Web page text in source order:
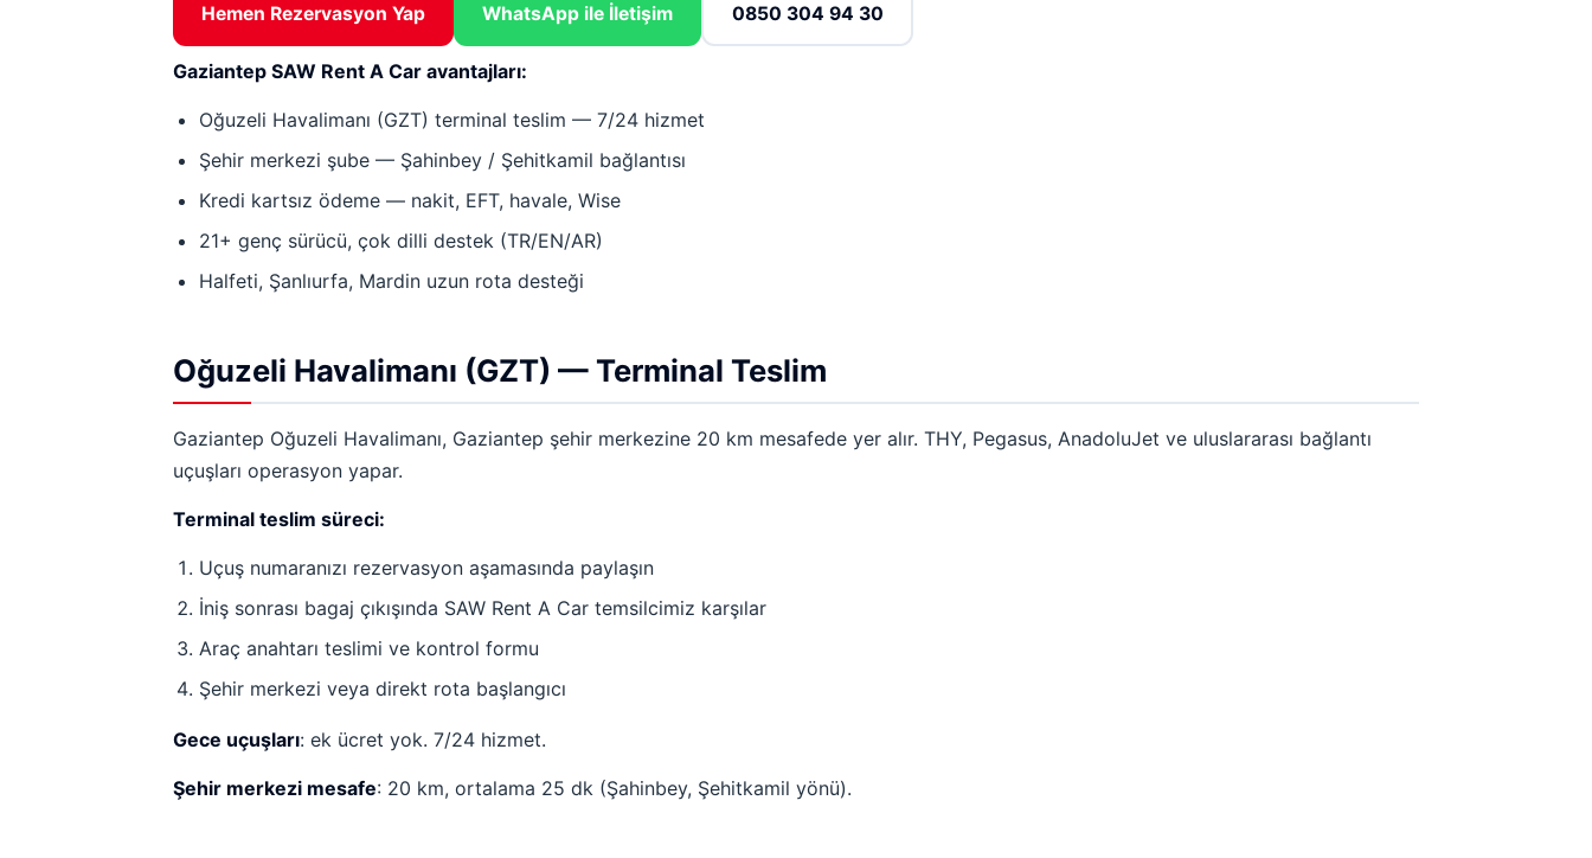
Hemen Rezervasyon Yap WhatsApp ile İletişim 0850 304 94 30
Gaziantep SAW Rent A Car avantajları:
Oğuzeli Havalimanı (GZT) terminal teslim — 7/24 hizmet
Şehir merkezi şube — Şahinbey / Şehitkamil bağlantısı
Kredi kartsız ödeme — nakit, EFT, havale, Wise
21+ genç sürücü, çok dilli destek (TR/EN/AR)
Halfeti, Şanlıurfa, Mardin uzun rota desteği
Oğuzeli Havalimanı (GZT) — Terminal Teslim
Gaziantep Oğuzeli Havalimanı, Gaziantep şehir merkezine 20 km mesafede yer alır. THY, Pegasus, AnadoluJet ve uluslararası bağlantı
uçuşları operasyon yapar.
Terminal teslim süreci:
Uçuş numaranızı rezervasyon aşamasında paylaşın
İniş sonrası bagaj çıkışında SAW Rent A Car temsilcimiz karşılar
Araç anahtarı teslimi ve kontrol formu
Şehir merkezi veya direkt rota başlangıcı
Gece uçuşları: ek ücret yok. 7/24 hizmet.
Şehir merkezi mesafe: 20 km, ortalama 25 dk (Şahinbey, Şehitkamil yönü).